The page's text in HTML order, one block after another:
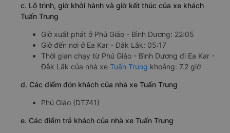
c. Lộ trình, giờ khởi hành và giờ kết thúc của xe khách
Tuấn Trung
Giờ xuất phát ở Phú Giáo - Bình Dương: 22:05
Giờ đến nơi ở Ea Kar - Đắk Lắk: 05:17
Thời gian chạy từ Phú Giáo - Bình Dương đi Ea Kar -
Đắk Lắk của nhà xe Tuấn Trung khoảng: 7.2 giờ
d. Các điểm đón khách của nhà xe Tuấn Trung
Phú Giáo (DT741)
e. Các điểm trả khách của nhà xe Tuấn Trung